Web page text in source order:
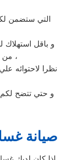
التي ستضمن
و باقل استهلاك
من الاطعمة بالجهاز بدون اي صعوبة ،
نظرا لاحتوائه
صيانة